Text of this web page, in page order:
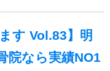
す Vol.83】明
院なら実績NO1